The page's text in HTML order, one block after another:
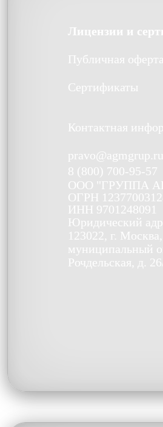
Лицензии и
Публичная оферта
Сертификаты
Контактная
pravo@agmgrup.ru
8 (800) 700-95-57
ООО "ГРУППА
ОГРН
ИНН 9701248091
Юридический
123022, г.
муниципальный
Рочдельская, д.